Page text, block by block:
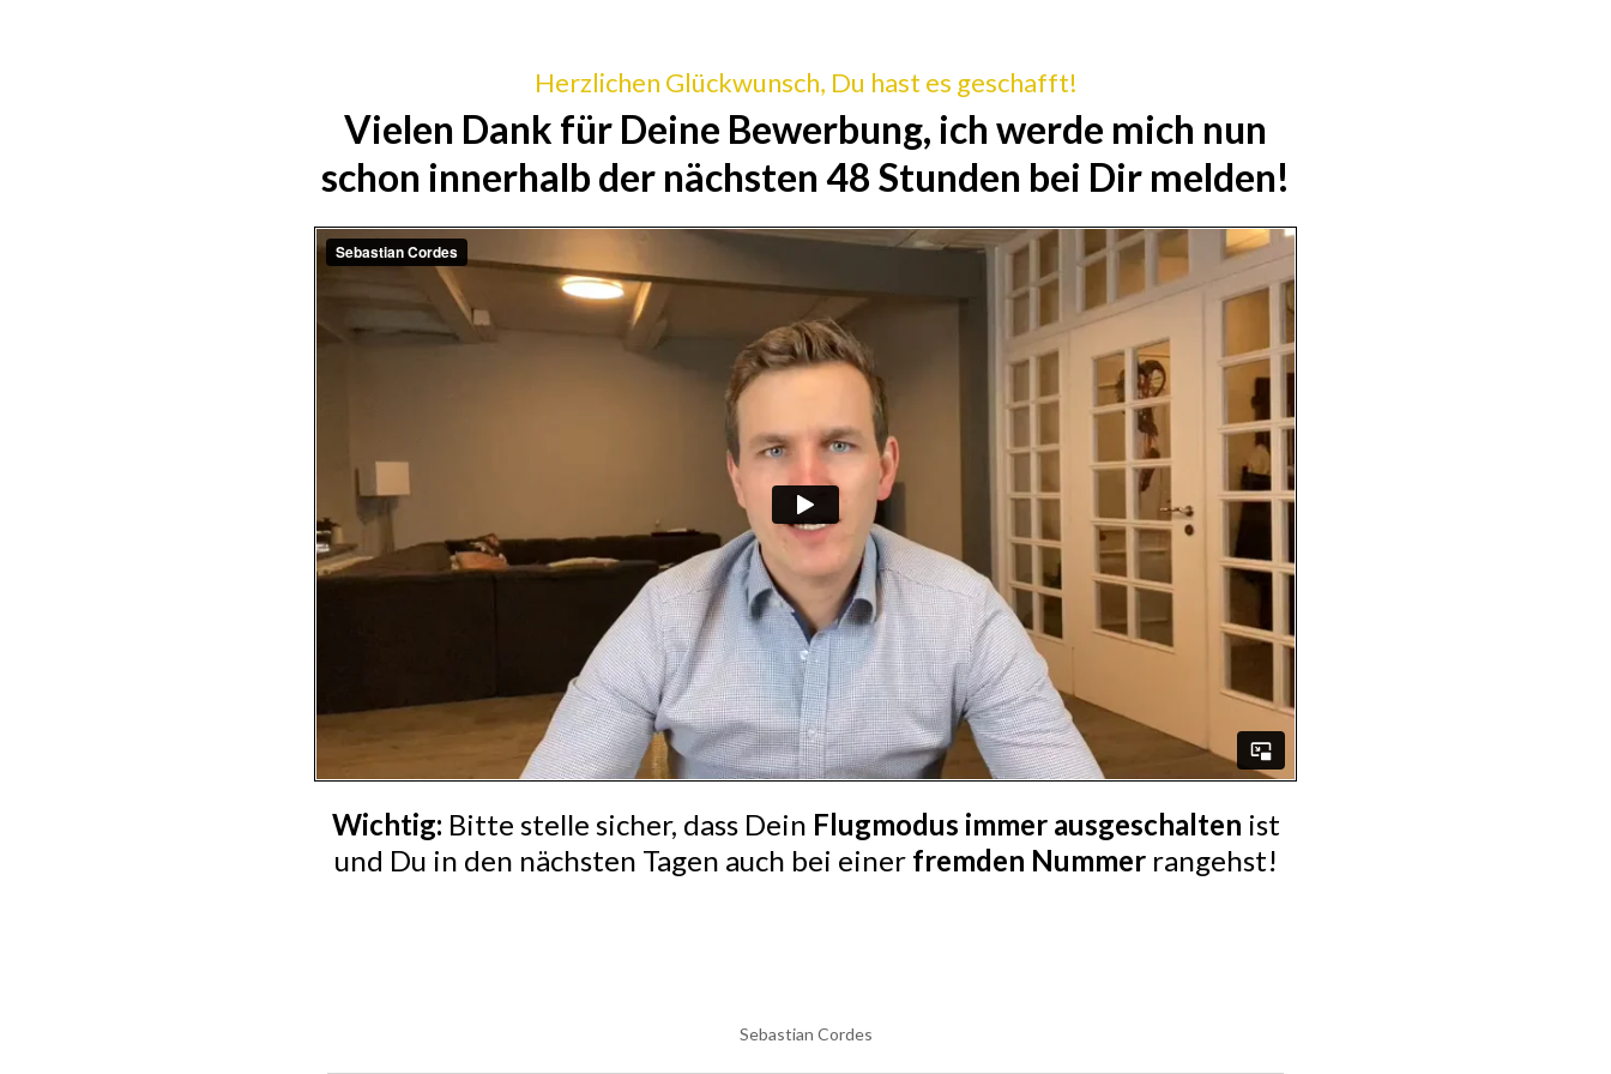
Herzlichen Glückwunsch, Du hast es geschafft!
Vielen Dank für Deine Bewerbung, ich werde mich nun
schon innerhalb der nächsten 48 Stunden bei Dir melden!
Wichtig: Bitte stelle sicher, dass Dein Flugmodus immer ausgeschalten ist
und Du in den nächsten Tagen auch bei einer fremden Nummerrangehst!
Sebastian Cordes